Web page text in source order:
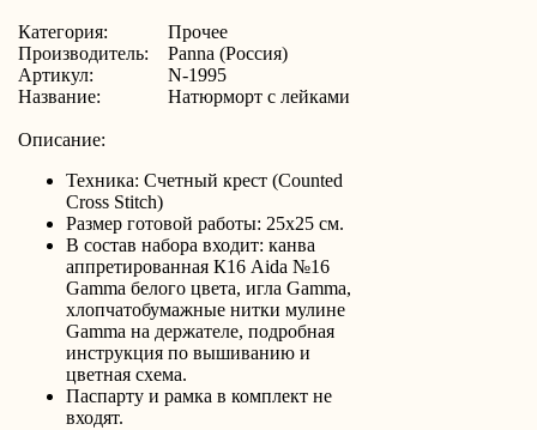
Категория:
Прочее
Производитель:
Panna (Россия)
Артикул:
N-1995
Название:
Натюрморт с лейками
Описание:
Техника: Счетный крест (Counted
Cross Stitch)
Размер готовой работы: 25х25 см.
В состав набора входит: канва
аппретированная К16 Aida №16
Gamma белого цвета, игла Gamma,
хлопчатобумажные нитки мулине
Gamma на держателе, подробная
инструкция по вышиванию и
цветная схема.
Паспарту и рамка в комплект не
входят.